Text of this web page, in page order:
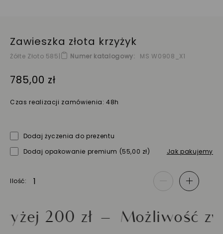
Zawieszka złota krzyżyk
Żółte Złoto 585| Numer katalogowy MS W0908_X1
785,00 zł
Czas realizacji zamówienia: 48h
Dodaj życzenia do prezentu
Dodaj opakowanie premium (55,00 zł) Jak pakujemy
Ilość - +
zł Możliwość zwrotu